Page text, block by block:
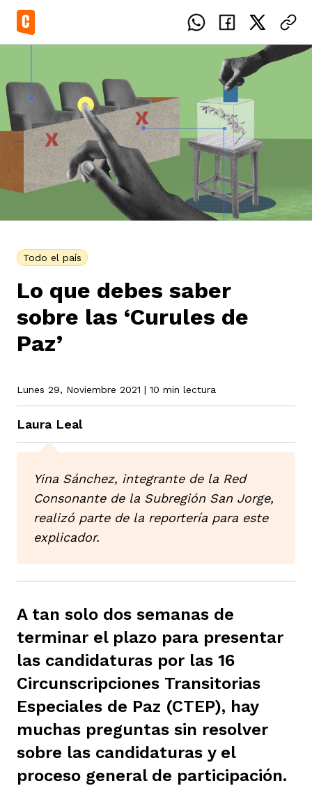
Todo el país
Lo que debes saber
sobre las ‘Curules de
Paz’
Lunes 29, Noviembre 2021 | 10 min lectura
Laura Leal
Yina Sánchez, integrante de la Red
Consonante de la Subregión San Jorge,
realizó parte de la reportería para este
explicador.
A tan solo dos semanas de
terminar el plazo para presentar
las candidaturas por las 16
Circunscripciones Transitorias
Especiales de Paz (CTEP), hay
muchas preguntas sin resolver
sobre las candidaturas y el
proceso general de participación.
país
del Caguán
del Cesar
étnicos
Codazzi
Consonante
fórmula
principios
equipo
periodistas locales
nuestro contenido